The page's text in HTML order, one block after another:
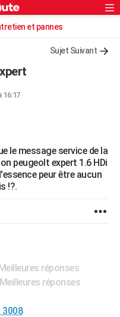
Rechercher
et pannes
Sujet Suivant
16:17
le message service de la
peugeolt expert 1.6 HDi
peur être aucun
!?.
réponses
réponses